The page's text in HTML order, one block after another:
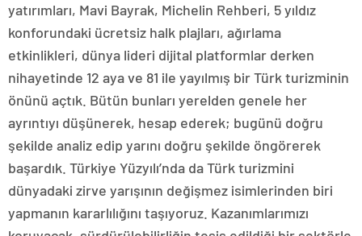
yatırımları, Mavi Bayrak, Michelin Rehberi, 5 yıldız
konforundaki ücretsiz halk plajları, ağırlama
etkinlikleri, dünya lideri dijital platformlar derken
nihayetinde 12 aya ve 81 ile yayılmış bir Türk turizminin
önünü açtık. Bütün bunları yerelden genele her
ayrıntıyı düşünerek, hesap ederek; bugünü doğru
şekilde analiz edip yarını doğru şekilde öngörerek
başardık. Türkiye Yüzyılı’nda da Türk turizmini
dünyadaki zirve yarışının değişmez isimlerinden biri
yapmanın kararlılığını taşıyoruz. Kazanımlarımızı